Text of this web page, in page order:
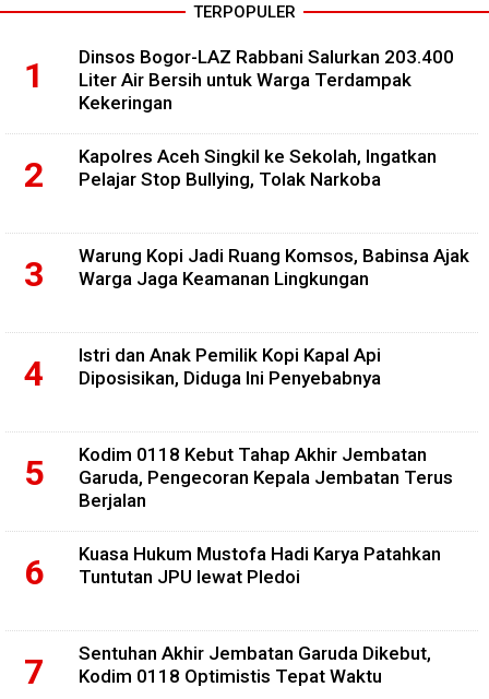
TERPOPULER
Dinsos Bogor-LAZ Rabbani Salurkan 203.400
Liter Air Bersih untuk Warga Terdampak
Kekeringan
Kapolres Aceh Singkil ke Sekolah, Ingatkan
Pelajar Stop Bullying, Tolak Narkoba
Warung Kopi Jadi Ruang Komsos, Babinsa Ajak
Warga Jaga Keamanan Lingkungan
Istri dan Anak Pemilik Kopi Kapal Api
Diposisikan, Diduga Ini Penyebabnya
Kodim 0118 Kebut Tahap Akhir Jembatan
Garuda, Pengecoran Kepala Jembatan Terus
Berjalan
Kuasa Hukum Mustofa Hadi Karya Patahkan
Tuntutan JPU lewat Pledoi
Sentuhan Akhir Jembatan Garuda Dikebut,
Kodim 0118 Optimistis Tepat Waktu